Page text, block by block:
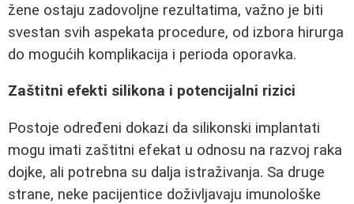
žene ostaju zadovoljne rezultatima, važno je biti
svestan svih aspekata procedure, od izbora hirurga
do mogućih komplikacija i perioda oporavka.
Zaštitni efekti silikona i potencijalni rizici
Postoje određeni dokazi da silikonski implantati
mogu imati zaštitni efekat u odnosu na razvoj raka
dojke, ali potrebna su dalja istraživanja. Sa druge
strane, neke pacijentice doživljavaju imunološke